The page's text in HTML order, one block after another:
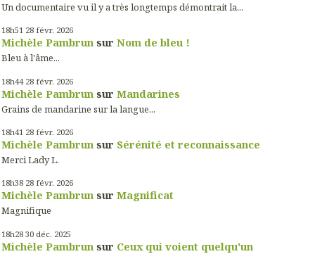
Un documentaire vu il y a très longtemps démontrait la...
18h51 28 févr. 2026
Michèle Pambrun sur Nom de bleu !
Bleu à l'âme...
18h44 28 févr. 2026
Michèle Pambrun sur Mandarines
Grains de mandarine sur la langue...
18h41 28 févr. 2026
Michèle Pambrun sur Sérénité et reconnaissance
Merci Lady L.
18h38 28 févr. 2026
Michèle Pambrun sur Magnificat
Magnifique
18h28 30 déc. 2025
Michèle Pambrun sur Ceux qui voient quelqu'un